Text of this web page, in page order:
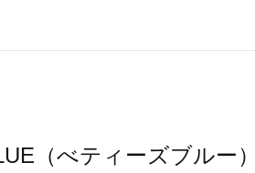
（べティーズブルー